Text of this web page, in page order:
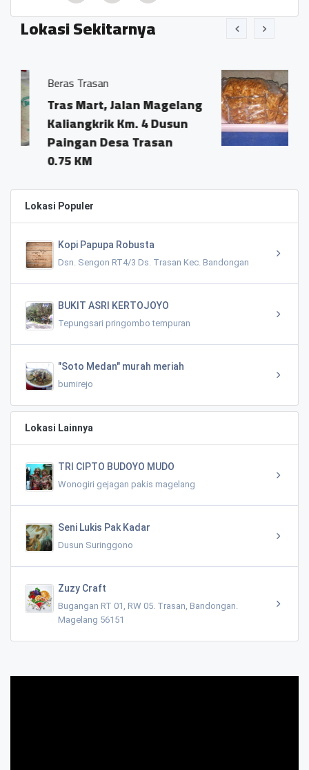
Lokasi Sekitarnya
Jalan Magelang
Km. 4 Dusun
Trasan
Jajanan Kecil
Sindon trasan
Bandongan
0.71 KM
Lokasi Populer
Kopi Papupa Robusta
Dsn. Sengon RT4/3 Ds. Trasan Kec. Bandongan
BUKIT ASRI KERTOJOYO
Tepungsari pringombo tempuran
"Soto Medan" murah meriah
bumirejo
Lokasi Lainnya
TRI CIPTO BUDOYO MUDO
Wonogiri gejagan pakis magelang
Seni Lukis Pak Kadar
Dusun Suringgono
Zuzy Craft
Bugangan RT 01, RW 05. Trasan, Bandongan.
Magelang 56151